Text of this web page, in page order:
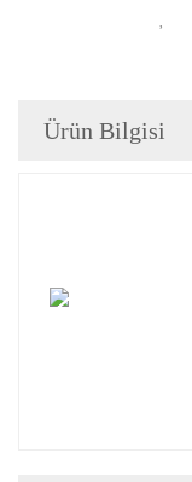
Ürün Bilgisi